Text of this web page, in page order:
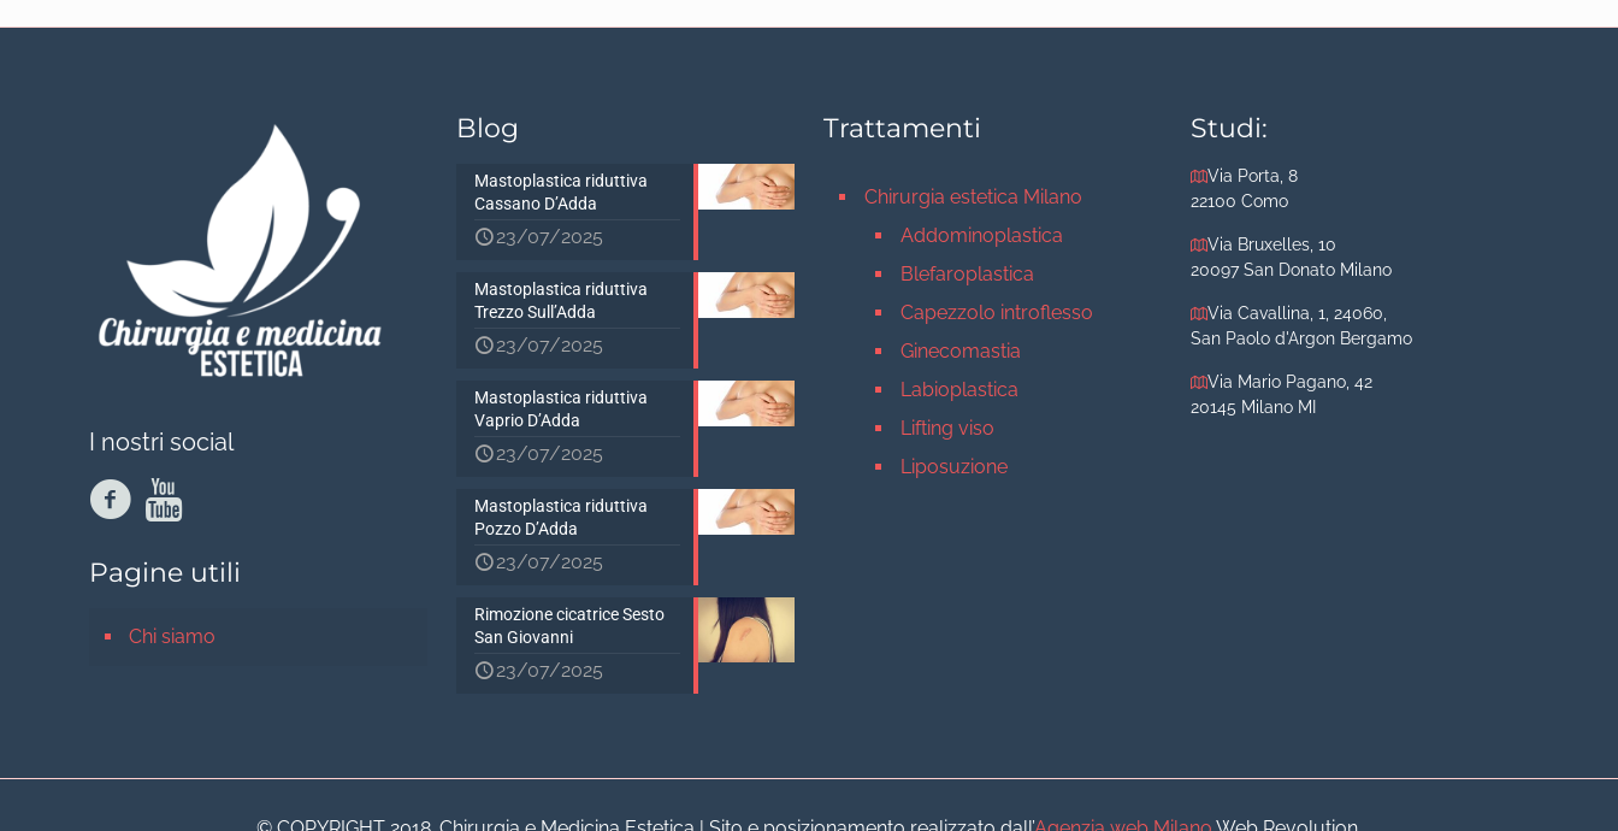
I nostri social
Pagine utili
Chi siamo
Blog
Mastoplastica riduttiva
Cassano D’Adda
23/07/2025
Mastoplastica riduttiva
Trezzo Sull’Adda
23/07/2025
Mastoplastica riduttiva
Vaprio D’Adda
23/07/2025
Mastoplastica riduttiva
Pozzo D’Adda
23/07/2025
Rimozione cicatrice Sesto
San Giovanni
23/07/2025
Trattamenti
Chirurgia estetica Milano
Addominoplastica
Blefaroplastica
Capezzolo introflesso
Ginecomastia
Labioplastica
Lifting viso
Liposuzione
Aumento labbra
Botulino
Studi:
Via Porta, 8
22100 Como
Via Bruxelles, 10
20097 San Donato Milano
Via Cavallina, 1, 24060,
San Paolo d'Argon Bergamo
Via Mario Pagano, 42
20145 Milano MI